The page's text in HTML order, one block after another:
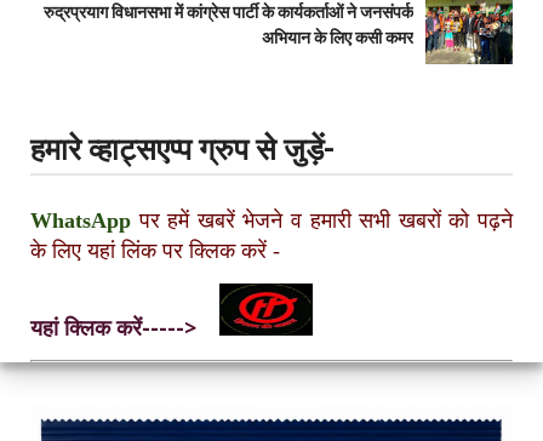
रुद्रप्रयाग विधानसभा में कांग्रेस पार्टी के कार्यकर्ताओं ने जनसंपर्क
अभियान के लिए कसी कमर
हमारे व्हाट्सएप्प ग्रुप से जुड़ें-
WhatsApp पर हमें खबरें भेजने व हमारी सभी खबरों को पढ़ने
के लिए यहां लिंक पर क्लिक करें -
यहां क्लिक करें----->